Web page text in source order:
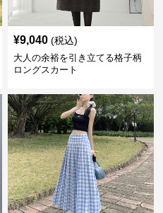
¥9,040 (税込)
大人の余裕を引き立てる格子柄
ロングスカート